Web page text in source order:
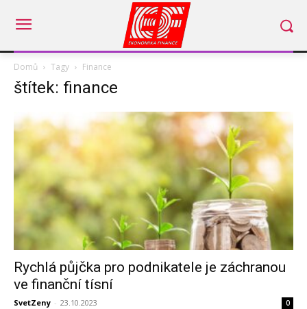
Domů Tagy Finance
štítek: finance
Rychlá půjčka pro podnikatele je záchranou
ve finanční tísní
SvetZeny - 23.10.2023 0